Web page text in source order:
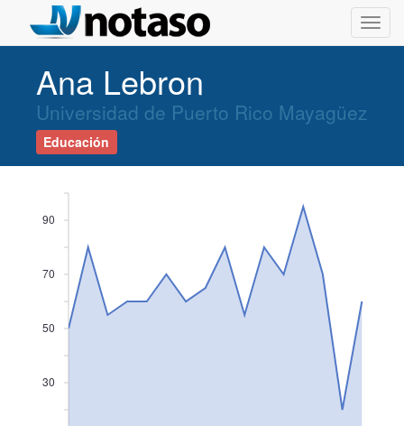
Ana Lebron
Universidad de Puerto Rico Mayagüez
Educación
30
50
70
90